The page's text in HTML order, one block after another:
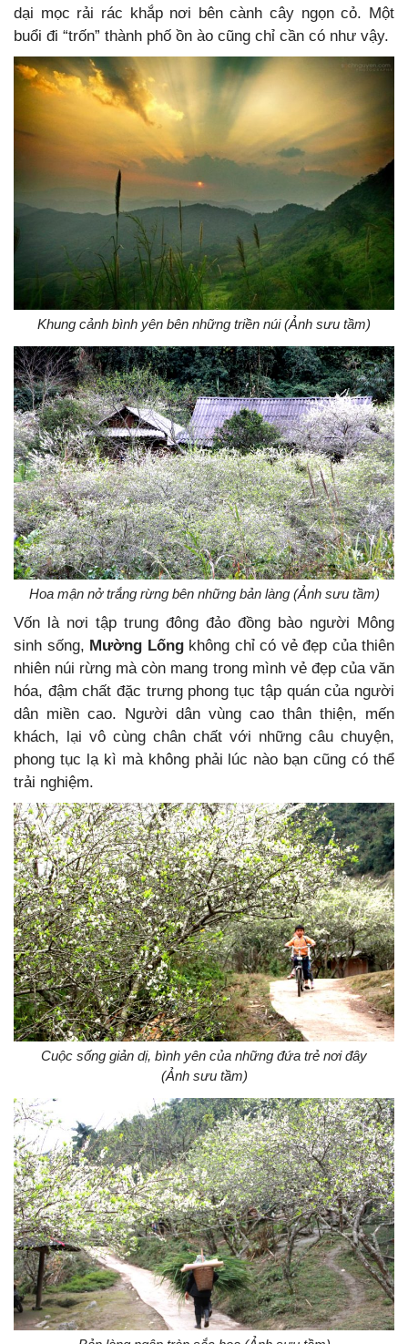
dại mọc rải rác khắp nơi bên cành cây ngọn cỏ. Một
buổi đi “trốn” thành phố ồn ào cũng chỉ cần có như vậy.
Khung cảnh bình yên bên những triền núi (Ảnh sưu tầm)
Hoa mận nở trắng rừng bên những bản làng (Ảnh sưu tầm)
Vốn là nơi tập trung đông đảo đồng bào người Mông
sinh sống, Mường Lốngkhông chỉ có vẻ đẹp của thiên
nhiên núi rừng mà còn mang trong mình vẻ đẹp của văn
hóa, đậm chất đặc trưng phong tục tập quán của người
dân miền cao. Người dân vùng cao thân thiện, mến
khách, lại vô cùng chân chất với những câu chuyện,
phong tục lạ kì mà không phải lúc nào bạn cũng có thể
trải nghiệm.
Cuộc sống giản dị, bình yên của những đứa trẻ nơi đây
(Ảnh sưu tầm)